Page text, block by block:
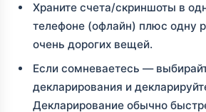
Храните счета/скриншоты в
телефоне (офлайн) плюс одну
очень дорогих вещей.
Если сомневаетесь —
декларирования и
Декларирование обычно